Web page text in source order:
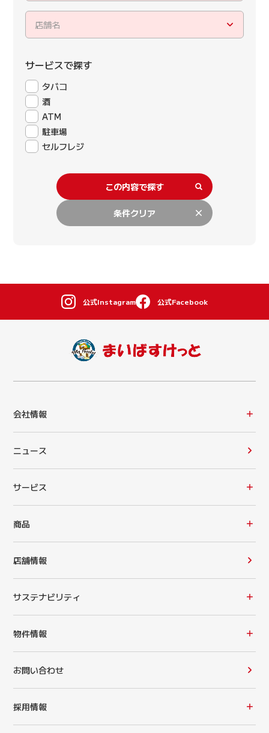
店舗名
サービスで探す
タバコ
酒
ATM
駐車場
セルフレジ
この内容で探す
条件クリア
公式Instagram 公式Facebook
会社情報
ニュース
サービス
商品
店舗情報
サステナビリティ
物件情報
お問い合わせ
採用情報